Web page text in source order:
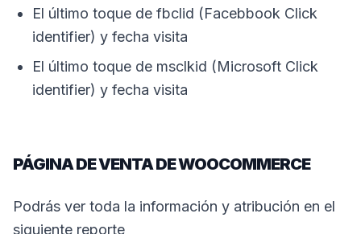
El último toque de fbclid (Facebbook Click
identifier) y fecha visita
El último toque de msclkid (Microsoft Click
identifier) y fecha visita
PÁGINA DE VENTA DE WOOCOMMERCE
Podrás ver toda la información y atribución en el
siguiente reporte